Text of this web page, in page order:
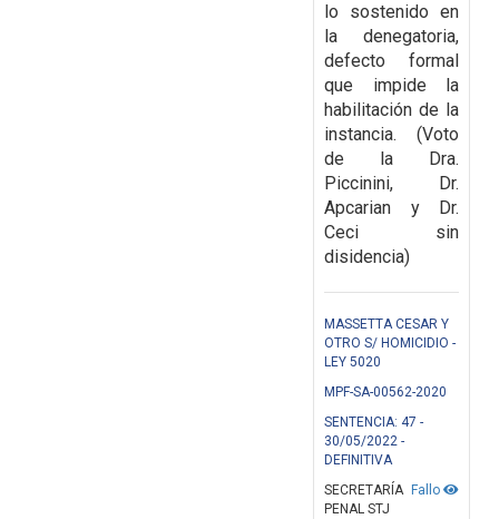
lo sostenido en
la denegatoria,
defecto formal
que impide la
habilitación de la
instancia. (Voto
de la Dra.
Piccinini, Dr.
Apcarian y Dr.
Ceci sin
disidencia)
MASSETTA CESAR Y
OTRO S/ HOMICIDIO -
LEY 5020
MPF-SA-00562-2020
SENTENCIA: 47 -
30/05/2022 -
DEFINITIVA
Fallo
SECRETARÍA
PENAL STJ